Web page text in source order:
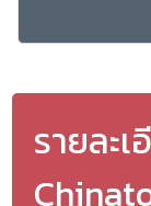
รายละ